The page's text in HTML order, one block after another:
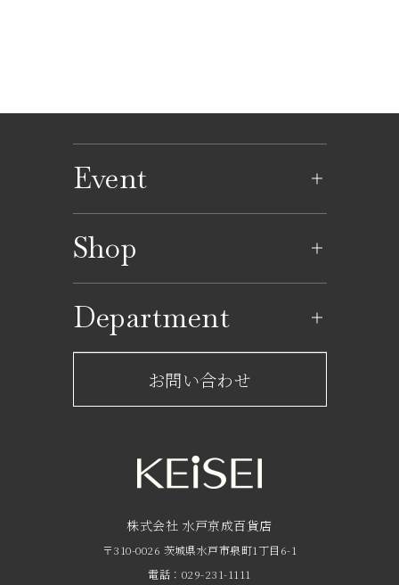
Event
イベントカレンダー
Shop
レストラン一覧
ショップからのお知らせ
フロアガイド
Department
サービスのご案内
京成友の会
京成ポイントカードについて
お問い合わせ
株式会社 水戸京成百貨店
〒310-0026 茨城県水戸市泉町1丁目6-1
電話：029-231-1111